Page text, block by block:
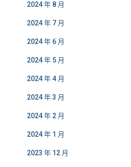
2024 年 8 月
2024 年 7 月
2024 年 6 月
2024 年 5 月
2024 年 4 月
2024 年 3 月
2024 年 2 月
2024 年 1 月
2023 年 12 月